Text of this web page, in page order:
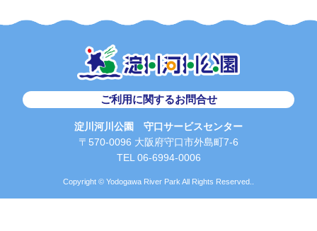
ご利用に関するお問合せ
淀川河川公園 守口サービスセンター
〒570-0096 大阪府守口市外島町7-6
TEL 06-6994-0006
Copyright © Yodogawa River Park All Rights Reserved..